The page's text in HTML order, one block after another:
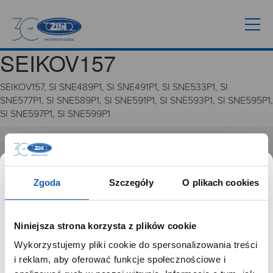
Zgoda Szczegóły O plikach cookies
Niniejsza strona korzysta z plików cookie
Wykorzystujemy pliki cookie do spersonalizowania treści
i reklam, aby oferować funkcje społecznościowe i
SEIKOV157
SEIKOV157, SI SNE489P1, SI SNE491P1, SI SNE533P1, SI
SNE577P1, SI SNE589P1, SI SNE591P1, SI SNE593P1, SI SNE595P1,
SI SNE597P1, SI SNE599P1
GRUPA ZIBI
Historia
Kariera
Zgoda na ciasteczka
SZANOWNY UŻYTKOWNIKU,